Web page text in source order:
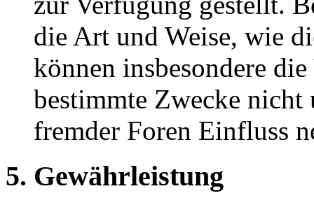
die Art und Weise, wie
können insbesondere
bestimmte Zwecke nicht
fremder Foren Einfluss
5. Gewährleistung